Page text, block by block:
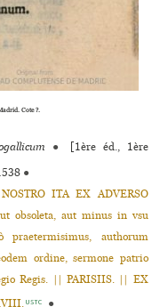
Cote ?.
●
[1ère éd., 1ère
●
ITA EX ADVERSO
obsoleta, aut minus in vsu
authorum
ordine, sermone patrio
Regis. || PARISIIS. || EX
USTC ●